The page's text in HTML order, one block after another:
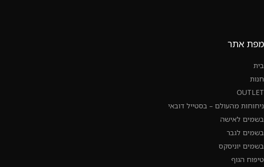
מפת אתר
בית
חנות
OUTLET
ניחוחות מהעולם – בסטייל דובאי
בשמים לאישה
בשמים לגבר
בשמים יוניסקס
טיפוח הגוף